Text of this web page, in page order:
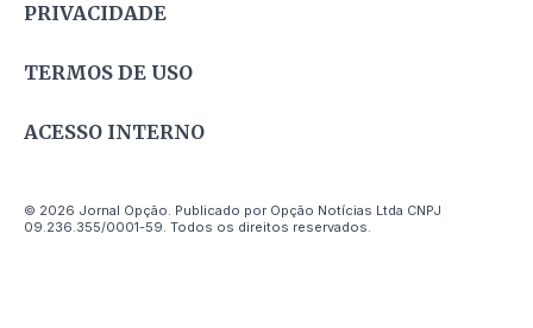
PRIVACIDADE
TERMOS DE USO
ACESSO INTERNO
© 2026 Jornal Opção. Publicado por Opção Notícias Ltda CNPJ
09.236.355/0001-59. Todos os direitos reservados.